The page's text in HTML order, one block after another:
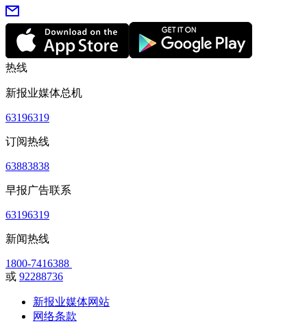
热线
新报业媒体总机
63196319
订阅热线
63883838
早报广告联系
63196319
新闻热线
1800-7416388
或 92288736
新报业媒体网站
网络条款